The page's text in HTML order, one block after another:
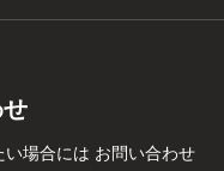
い場合には お問い合わせ